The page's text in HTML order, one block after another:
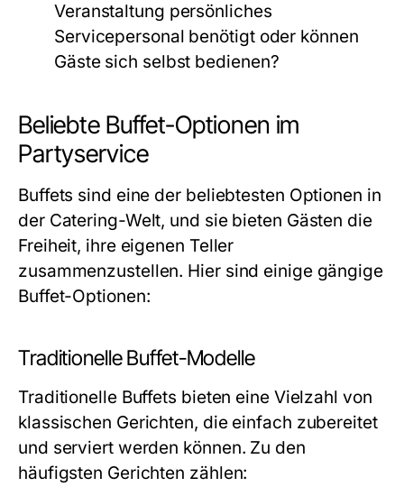
Veranstaltung persönliches
Servicepersonal benötigt oder können
Gäste sich selbst bedienen?
Beliebte Buffet-Optionen im
Partyservice
Buffets sind eine der beliebtesten Optionen in
der Catering-Welt, und sie bieten Gästen die
Freiheit, ihre eigenen Teller
zusammenzustellen. Hier sind einige gängige
Buffet-Optionen:
Traditionelle Buffet-Modelle
Traditionelle Buffets bieten eine Vielzahl von
klassischen Gerichten, die einfach zubereitet
und serviert werden können. Zu den
häufigsten Gerichten zählen: